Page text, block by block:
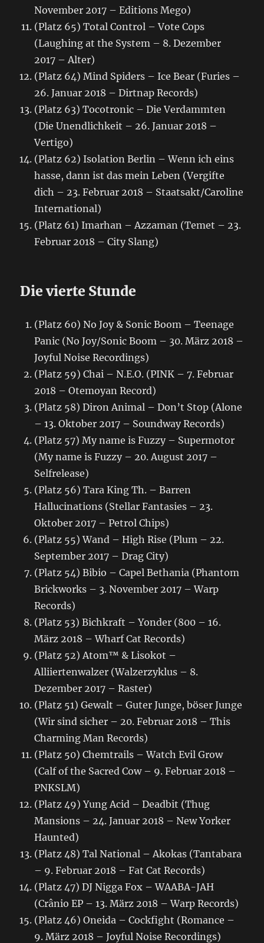
November 2017 – Editions Mego)
(Platz 65) Total Control – Vote Cops
(Laughing at the System – 8. Dezember
2017 – Alter)
(Platz 64) Mind Spiders – Ice Bear (Furies –
26. Januar 2018 – Dirtnap Records)
(Platz 63) Tocotronic – Die Verdammten
(Die Unendlichkeit – 26. Januar 2018 –
Vertigo)
(Platz 62) Isolation Berlin – Wenn ich eins
hasse, dann ist das mein Leben (Vergifte
dich – 23. Februar 2018 – Staatsakt/Caroline
International)
(Platz 61) Imarhan – Azzaman (Temet – 23.
Februar 2018 – City Slang)
Die vierte Stunde
(Platz 60) No Joy & Sonic Boom – Teenage
Panic (No Joy/Sonic Boom – 30. März 2018 –
Joyful Noise Recordings)
(Platz 59) Chai – N.E.O. (PINK – 7. Februar
2018 – Otemoyan Record)
(Platz 58) Diron Animal – Don’t Stop (Alone
– 13. Oktober 2017 – Soundway Records)
(Platz 57) My name is Fuzzy – Supermotor
(My name is Fuzzy – 20. August 2017 –
Selfrelease)
(Platz 56) Tara King Th. – Barren
Hallucinations (Stellar Fantasies – 23.
Oktober 2017 – Petrol Chips)
(Platz 55) Wand – High Rise (Plum – 22.
September 2017 – Drag City)
(Platz 54) Bibio – Capel Bethania (Phantom
Brickworks – 3. November 2017 – Warp
Records)
(Platz 53) Bichkraft – Yonder (800 – 16.
März 2018 – Wharf Cat Records)
(Platz 52) Atom™ & Lisokot –
Alliiertenwalzer (Walzerzyklus – 8.
Dezember 2017 – Raster)
(Platz 51) Gewalt – Guter Junge, böser Junge
(Wir sind sicher – 20. Februar 2018 – This
Charming Man Records)
(Platz 50) Chemtrails – Watch Evil Grow
(Calf of the Sacred Cow – 9. Februar 2018 –
PNKSLM)
(Platz 49) Yung Acid – Deadbit (Thug
Mansions – 24. Januar 2018 – New Yorker
Haunted)
(Platz 48) Tal National – Akokas (Tantabara
– 9. Februar 2018 – Fat Cat Records)
(Platz 47) DJ Nigga Fox – WAABA-JAH
(Crânio EP – 13. März 2018 – Warp Records)
(Platz 46) Oneida – Cockfight (Romance –
9. März 2018 – Joyful Noise Recordings)